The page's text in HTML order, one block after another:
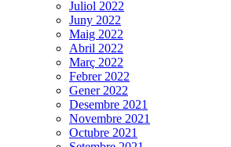
Juliol 2022
Juny 2022
Maig 2022
Abril 2022
Març 2022
Febrer 2022
Gener 2022
Desembre 2021
Novembre 2021
Octubre 2021